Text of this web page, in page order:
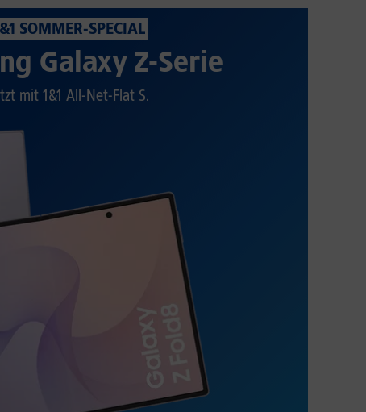
SOMMER-SPECIAL
Galaxy Z-Serie
mit 1&1 All-Net-Flat S.